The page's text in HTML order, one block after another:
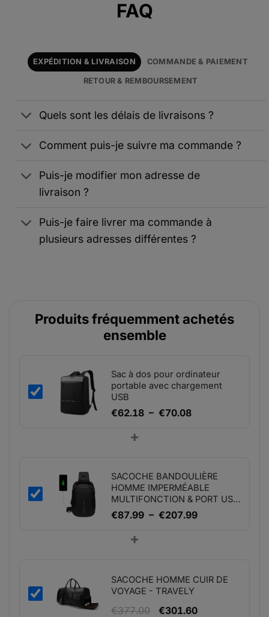
FAQ
EXPÉDITION & LIVRAISON COMMANDE & PAIEMENT
RETOUR & REMBOURSEMENT
Quels sont les délais de livraisons ?
Comment puis-je suivre ma commande ?
Puis-je modifier mon adresse de
livraison ?
Puis-je faire livrer ma commande à
plusieurs adresses différentes ?
Produits fréquemment achetés
ensemble
Sac à dos pour ordinateur
portable avec chargement
USB
€62.18 – €70.08Plage
à
€70.08
+
SACOCHE BANDOULIÈRE
HOMME IMPERMÉABLE
MULTIFONCTION & PORT USB
- URBEX
€87.99 – €207.99Plage
à
+
SACOCHE HOMME CUIR DE
VOYAGE - TRAVELY
€377.00
Le
€301.60Le